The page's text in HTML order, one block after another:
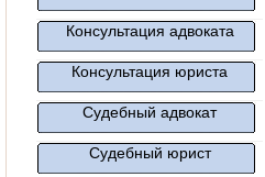
Консультация адвоката
Консультация юриста
Судебный адвокат
Судебный юрист